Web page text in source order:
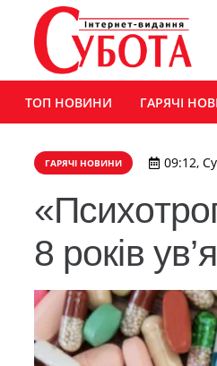
ТОП НОВИНИ ГАРЯЧІ
ГАРЯЧІ НОВИНИ 09:12,
8 років